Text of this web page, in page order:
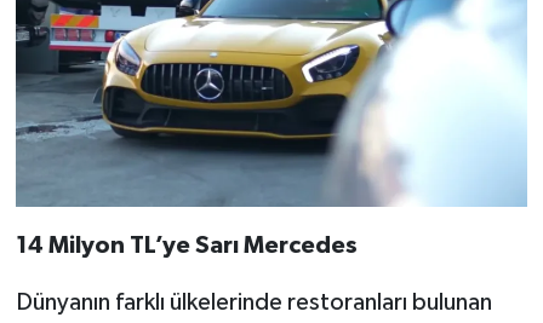
14 Milyon TL’ye Sarı Mercedes
Dünyanın farklı ülkelerinde restoranları bulunan